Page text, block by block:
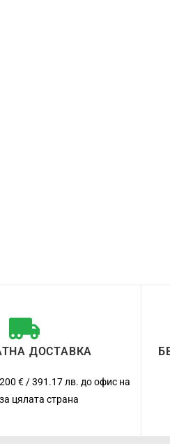
ДОСТАВКА
€ / 391.17 лв. до офис на
цялата страна